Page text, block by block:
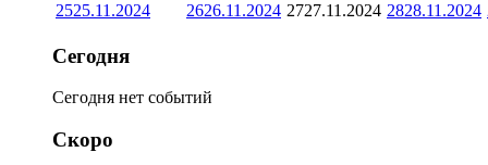
2525.11.2024 2626.11.2024 2727.11.2024 2828.11.2024
Сегодня
Сегодня нет событий
Скоро